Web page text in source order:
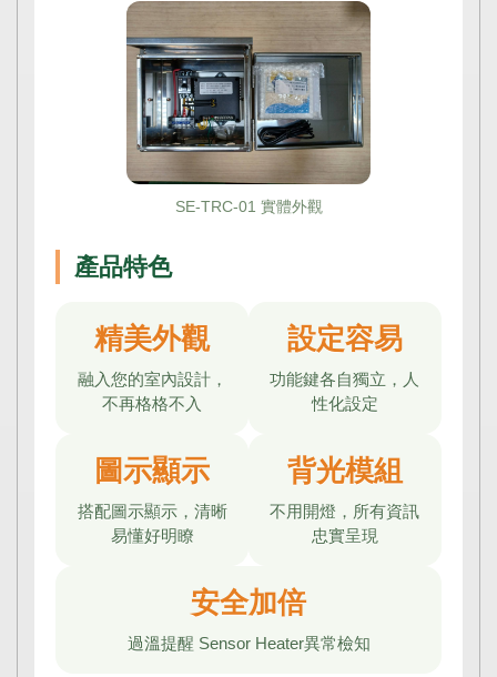
SE-TRC-01 實體外觀
產品特色
精美外觀
融入您的室內設計，
不再格格不入
設定容易
功能鍵各自獨立，人
性化設定
圖示顯示
搭配圖示顯示，清晰
易懂好明瞭
背光模組
不用開燈，所有資訊
忠實呈現
安全加倍
過溫提醒 Sensor Heater異常檢知